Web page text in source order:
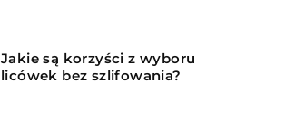
Jakie są korzyści z wyboru
licówek bez szlifowania?